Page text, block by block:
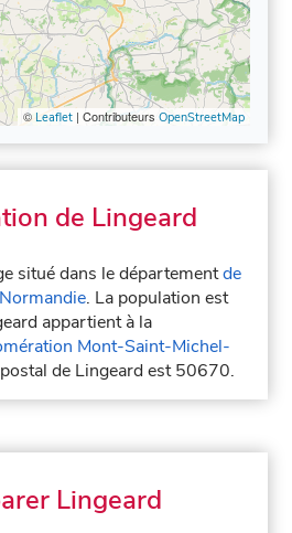
© Leaflet| Contributeurs OpenStreetMap
de Lingeard
situé dans le départementde
Normandie. La population est
appartient à la
Mont-Saint-Michel-
de Lingeard est 50670.
Lingeard